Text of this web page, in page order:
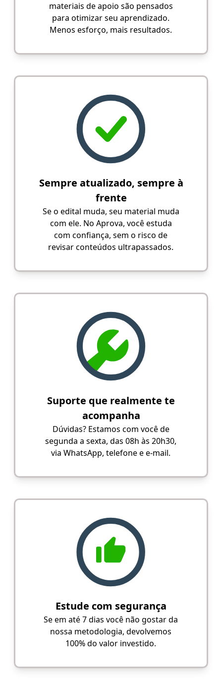
materiais de apoio são pensados
para otimizar seu aprendizado.
Menos esforço, mais resultados.
Sempre atualizado, sempre à
frente
Se o edital muda, seu material muda
com ele. No Aprova, você estuda
com confiança, sem o risco de
revisar conteúdos ultrapassados.
Suporte que realmente te
acompanha
Dúvidas? Estamos com você de
segunda a sexta, das 08h às 20h30,
via WhatsApp, telefone e e-mail.
Estude com segurança
Se em até 7 dias você não gostar da
nossa metodologia, devolvemos
100% do valor investido.